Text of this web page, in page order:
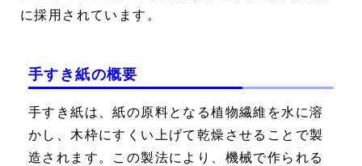
に採用されています。
手すき紙の概要
手すき紙は、紙の原料となる植物繊維を水に溶
かし、木枠にすくい上げて乾燥させることで製
造されます。この製法により、機械で作られる